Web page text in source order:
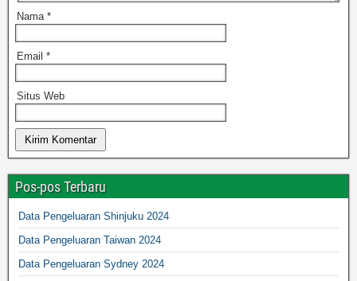
Nama *
Email *
Situs Web
Pos-pos Terbaru
Data Pengeluaran Shinjuku 2024
Data Pengeluaran Taiwan 2024
Data Pengeluaran Sydney 2024